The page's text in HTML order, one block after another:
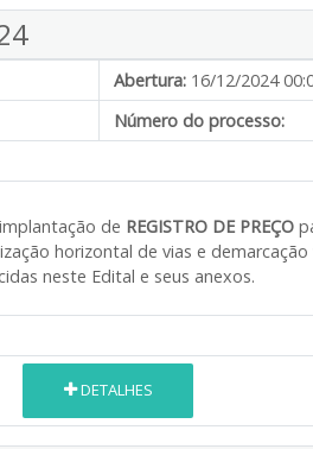
Abertura: 16/12/2024
Número do processo:
de REGISTRO DE PREÇO
horizontal de vias e
neste Edital e seus anexos.
DETALHES